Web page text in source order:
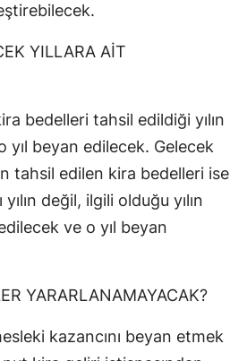
YILLARA AİT
bedelleri tahsil edildiği yılın
yıl beyan edilecek. Gelecek
tahsil edilen kira bedelleri ise
yılın değil, ilgili olduğu yılın
ve o yıl beyan
YARARLANAMAYACAK?
kazancını beyan etmek